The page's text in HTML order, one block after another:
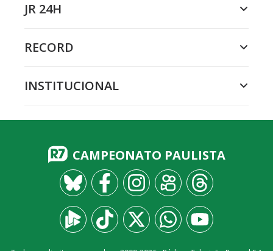
JR 24H
RECORD
INSTITUCIONAL
CAMPEONATO PAULISTA